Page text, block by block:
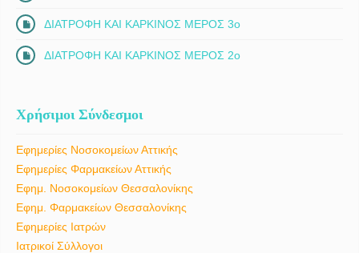
ΔΙΑΤΡΟΦΗ ΚΑΙ ΚΑΡΚΙΝΟΣ ΜΕΡΟΣ 3ο
ΔΙΑΤΡΟΦΗ ΚΑΙ ΚΑΡΚΙΝΟΣ ΜΕΡΟΣ 2ο
Χρήσιμοι Σύνδεσμοι
Εφημερίες Νοσοκομείων Αττικής
Εφημερίες Φαρμακείων Αττικής
Εφημ. Νοσοκομείων Θεσσαλονίκης
Εφημ. Φαρμακείων Θεσσαλονίκης
Εφημερίες Ιατρών
Ιατρικοί Σύλλογοι